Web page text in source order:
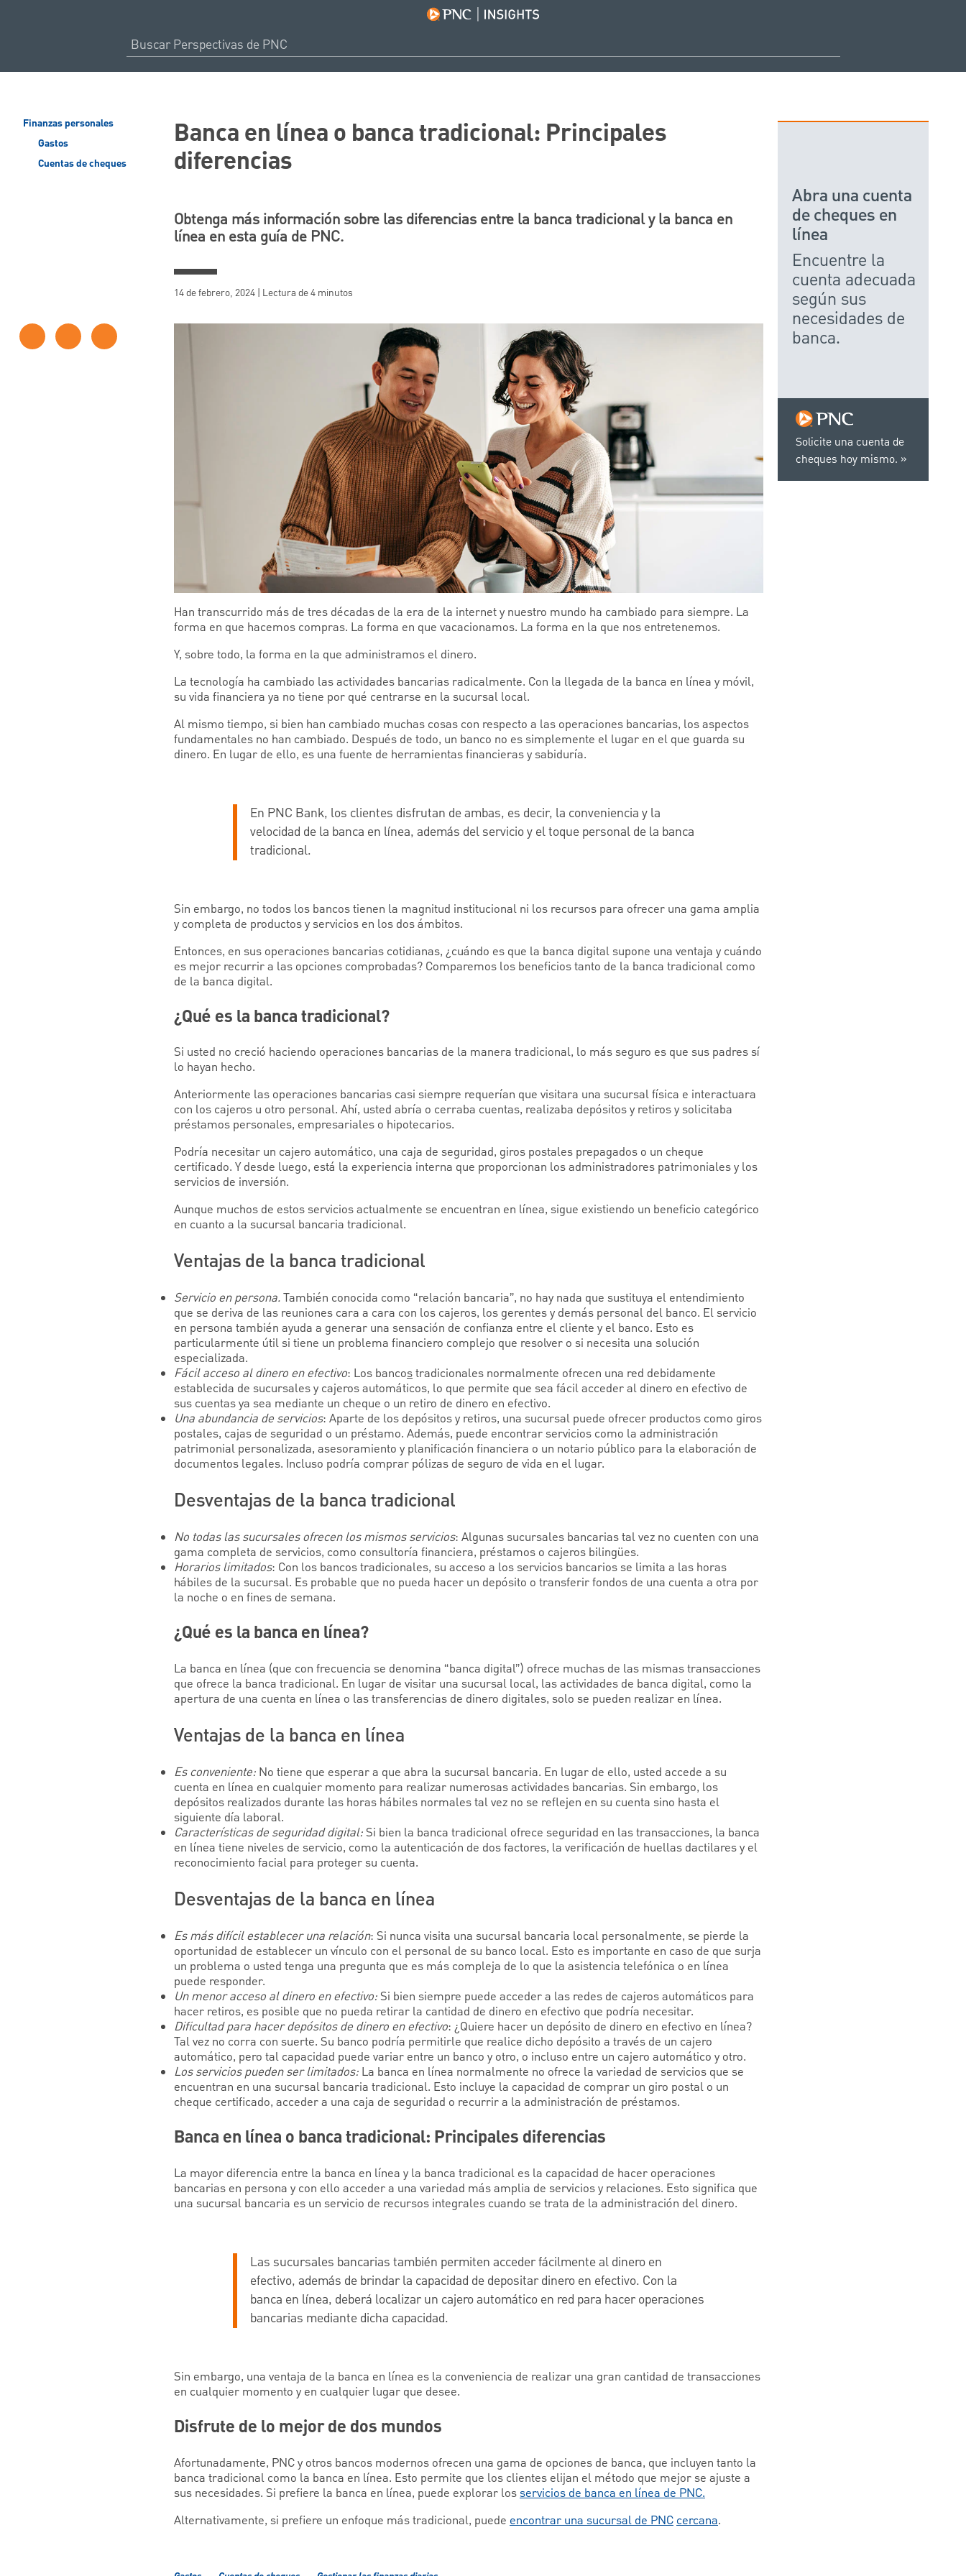
Finanzas personales
Gastos
Cuentas de cheques
Banca en línea o banca tradicional: Principales
diferencias
Obtenga más información sobre las diferencias entre la banca tradicional y la banca en
línea en esta guía de PNC.
14 de febrero, 2024 | Lectura de 4 minutos
Han transcurrido más de tres décadas de la era de la internet y nuestro mundo ha cambiado para siempre. La
forma en que hacemos compras. La forma en que vacacionamos. La forma en la que nos entretenemos.
Y, sobre todo, la forma en la que administramos el dinero.
La tecnología ha cambiado las actividades bancarias radicalmente. Con la llegada de la banca en línea y móvil,
su vida financiera ya no tiene por qué centrarse en la sucursal local.
Al mismo tiempo, si bien han cambiado muchas cosas con respecto a las operaciones bancarias, los aspectos
fundamentales no han cambiado. Después de todo, un banco no es simplemente el lugar en el que guarda su
dinero. En lugar de ello, es una fuente de herramientas financieras y sabiduría.
En PNC Bank, los clientes disfrutan de ambas, es decir, la conveniencia y la
velocidad de la banca en línea, además del servicio y el toque personal de la banca
tradicional.
Sin embargo, no todos los bancos tienen la magnitud institucional ni los recursos para ofrecer una gama amplia
y completa de productos y servicios en los dos ámbitos.
Entonces, en sus operaciones bancarias cotidianas, ¿cuándo es que la banca digital supone una ventaja y cuándo
es mejor recurrir a las opciones comprobadas? Comparemos los beneficios tanto de la banca tradicional como
de la banca digital.
¿Qué es la banca tradicional?
Si usted no creció haciendo operaciones bancarias de la manera tradicional, lo más seguro es que sus padres sí
lo hayan hecho.
Anteriormente las operaciones bancarias casi siempre requerían que visitara una sucursal física e interactuara
con los cajeros u otro personal. Ahí, usted abría o cerraba cuentas, realizaba depósitos y retiros y solicitaba
préstamos personales, empresariales o hipotecarios.
Podría necesitar un cajero automático, una caja de seguridad, giros postales prepagados o un cheque
certificado. Y desde luego, está la experiencia interna que proporcionan los administradores patrimoniales y los
servicios de inversión.
Aunque muchos de estos servicios actualmente se encuentran en línea, sigue existiendo un beneficio categórico
en cuanto a la sucursal bancaria tradicional.
Ventajas de la banca tradicional
Servicio en persona.También conocida como “relación bancaria”, no hay nada que sustituya el entendimiento
que se deriva de las reuniones cara a cara con los cajeros, los gerentes y demás personal del banco. El servicio
en persona también ayuda a generar una sensación de confianza entre el cliente y el banco. Esto es
particularmente útil si tiene un problema financiero complejo que resolver o si necesita una solución
especializada.
Fácil acceso al dinero en efectivo: Los bancostradicionales normalmente ofrecen una red debidamente
establecida de sucursales y cajeros automáticos, lo que permite que sea fácil acceder al dinero en efectivo de
sus cuentas ya sea mediante un cheque o un retiro de dinero en efectivo.
Una abundancia de servicios: Aparte de los depósitos y retiros, una sucursal puede ofrecer productos como giros
postales, cajas de seguridad o un préstamo. Además, puede encontrar servicios como la administración
patrimonial personalizada, asesoramiento y planificación financiera o un notario público para la elaboración de
documentos legales. Incluso podría comprar pólizas de seguro de vida en el lugar.
Desventajas de la banca tradicional
No todas las sucursales ofrecen los mismos servicios: Algunas sucursales bancarias tal vez no cuenten con una
gama completa de servicios, como consultoría financiera, préstamos o cajeros bilingües.
Horarios limitados: Con los bancos tradicionales, su acceso a los servicios bancarios se limita a las horas
hábiles de la sucursal. Es probable que no pueda hacer un depósito o transferir fondos de una cuenta a otra por
la noche o en fines de semana.
¿Qué es la banca en línea?
La banca en línea (que con frecuencia se denomina “banca digital”) ofrece muchas de las mismas transacciones
que ofrece la banca tradicional. En lugar de visitar una sucursal local, las actividades de banca digital, como la
apertura de una cuenta en línea o las transferencias de dinero digitales, solo se pueden realizar en línea.
Ventajas de la banca en línea
Es conveniente: No tiene que esperar a que abra la sucursal bancaria. En lugar de ello, usted accede a su
cuenta en línea en cualquier momento para realizar numerosas actividades bancarias. Sin embargo, los
depósitos realizados durante las horas hábiles normales tal vez no se reflejen en su cuenta sino hasta el
siguiente día laboral.
Características de seguridad digital:Si bien la banca tradicional ofrece seguridad en las transacciones, la banca
en línea tiene niveles de servicio, como la autenticación de dos factores, la verificación de huellas dactilares y el
reconocimiento facial para proteger su cuenta.
Desventajas de la banca en línea
Es más difícil establecer una relación: Si nunca visita una sucursal bancaria local personalmente, se pierde la
oportunidad de establecer un vínculo con el personal de su banco local. Esto es importante en caso de que surja
un problema o usted tenga una pregunta que es más compleja de lo que la asistencia telefónica o en línea
puede responder.
Un menor acceso al dinero en efectivo:Si bien siempre puede acceder a las redes de cajeros automáticos para
hacer retiros, es posible que no pueda retirar la cantidad de dinero en efectivo que podría necesitar.
Dificultad para hacer depósitos de dinero en efectivo: ¿Quiere hacer un depósito de dinero en efectivo en línea?
Tal vez no corra con suerte. Su banco podría permitirle que realice dicho depósito a través de un cajero
automático, pero tal capacidad puede variar entre un banco y otro, o incluso entre un cajero automático y otro.
Los servicios pueden ser limitados: La banca en línea normalmente no ofrece la variedad de servicios que se
encuentran en una sucursal bancaria tradicional. Esto incluye la capacidad de comprar un giro postal o un
cheque certificado, acceder a una caja de seguridad o recurrir a la administración de préstamos.
Banca en línea o banca tradicional: Principales diferencias
La mayor diferencia entre la banca en línea y la banca tradicional es la capacidad de hacer operaciones
bancarias en persona y con ello acceder a una variedad más amplia de servicios y relaciones. Esto significa que
una sucursal bancaria es un servicio de recursos integrales cuando se trata de la administración del dinero.
Las sucursales bancarias también permiten acceder fácilmente al dinero en
efectivo, además de brindar la capacidad de depositar dinero en efectivo. Con la
banca en línea, deberá localizar un cajero automático en red para hacer operaciones
bancarias mediante dicha capacidad.
Sin embargo, una ventaja de la banca en línea es la conveniencia de realizar una gran cantidad de transacciones
en cualquier momento y en cualquier lugar que desee.
Disfrute de lo mejor de dos mundos
Afortunadamente, PNC y otros bancos modernos ofrecen una gama de opciones de banca, que incluyen tanto la
banca tradicional como la banca en línea. Esto permite que los clientes elijan el método que mejor se ajuste a
sus necesidades. Si prefiere la banca en línea, puede explorar losservicios de banca en línea de PNC.
Alternativamente, si prefiere un enfoque más tradicional, puede encontrar una sucursal de PNCcercana.
Solicite una cuenta de
cheques hoy mismo.
Abra una cuenta
de cheques en
línea
Encuentre la
cuenta adecuada
según sus
necesidades de
banca.